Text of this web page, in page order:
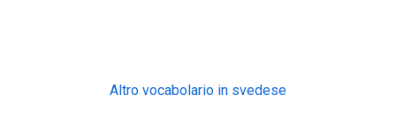
Altro vocabolario in svedese